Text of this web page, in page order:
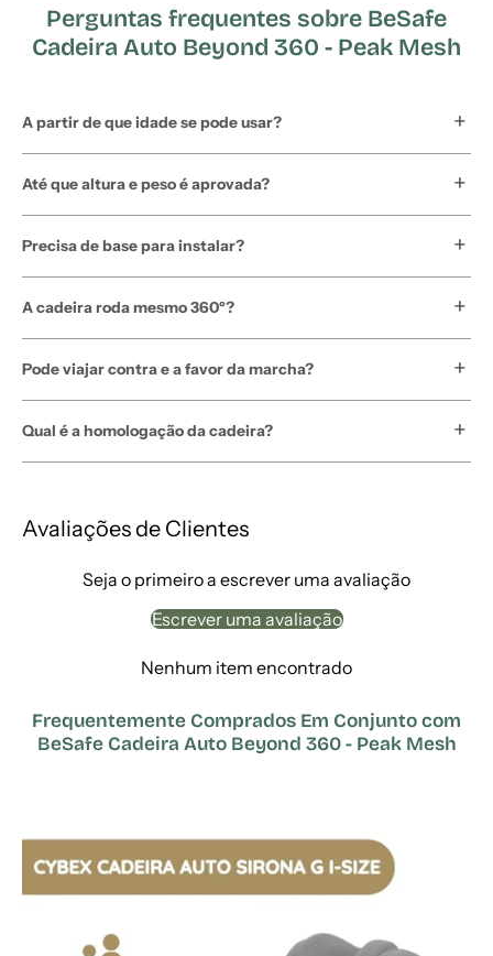
Perguntas frequentes sobre BeSafe
Cadeira Auto Beyond 360 - Peak Mesh
A partir de que idade se pode usar?
Até que altura e peso é aprovada?
Precisa de base para instalar?
A cadeira roda mesmo 360º?
Pode viajar contra e a favor da marcha?
Qual é a homologação da cadeira?
Avaliações de Clientes
Seja o primeiro a escrever uma avaliação
Escrever uma avaliação
Nenhum item encontrado
Frequentemente Comprados Em Conjunto com
BeSafe Cadeira Auto Beyond 360 - Peak Mesh